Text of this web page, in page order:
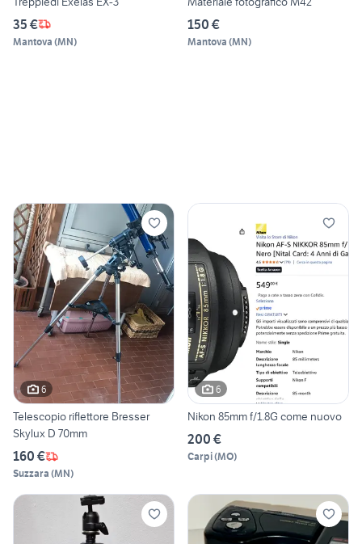
35 €
Mantova (MN)
150 €
Mantova (MN)
6
Telescopio riflettore Bresser
Skylux D 70mm
160 €
Suzzara (MN)
6
Nikon 85mm f/1.8G come nuovo
200 €
Carpi(MO)